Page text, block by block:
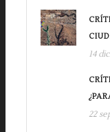
14
22